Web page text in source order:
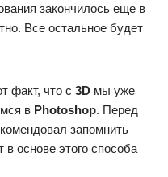
закончилось еще в
Все остальное будет
факт, что с 3D мы уже
в Photoshop. Перед
запомнить
основе этого способа